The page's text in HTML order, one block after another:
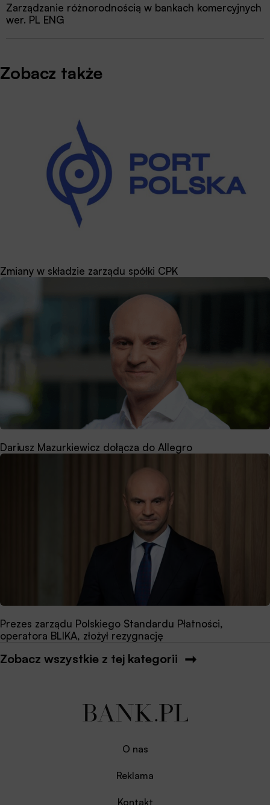
Zarządzanie różnorodnością w bankach komercyjnych
wer. PL ENG
Zobacz także
Zmiany w składzie zarządu spółki CPK
Dariusz Mazurkiewicz dołącza do Allegro
Prezes zarządu Polskiego Standardu Płatności,
operatora BLIKA, złożył rezygnację
Zobacz wszystkie z tej kategorii
O nas
Reklama
Kontakt